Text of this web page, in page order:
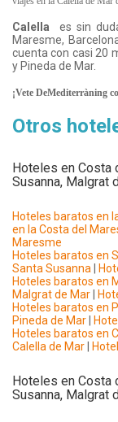
Calella
es sin
Maresme,
cuenta con casi 20
y Pineda de Mar.
¡Vete DeMediterràning
Otros
Hoteles en Costa
Susanna, Malgrat
Hoteles baratos en
en la Costa del
Maresme
Hoteles baratos en
Santa Susanna
Hoteles baratos en
Malgrat de Mar
Hoteles baratos en
Pineda de Mar
Hoteles baratos en
Calella de Mar
Hoteles en Costa
Susanna, Malgrat